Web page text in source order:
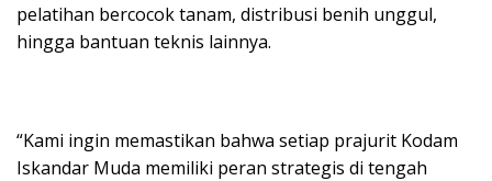
pelatihan bercocok tanam, distribusi benih unggul,
hingga bantuan teknis lainnya.
“Kami ingin memastikan bahwa setiap prajurit Kodam
Iskandar Muda memiliki peran strategis di tengah